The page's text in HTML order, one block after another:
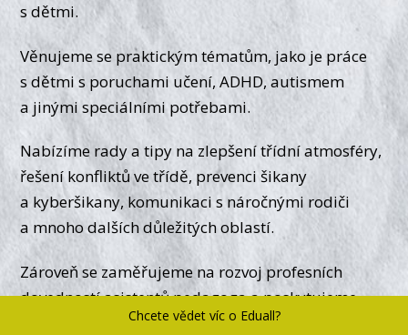
s dětmi.
Věnujeme se praktickým tématům, jako je práce
s dětmi s poruchami učení, ADHD, autismem
a jinými speciálními potřebami.
Nabízíme rady a tipy na zlepšení třídní atmosféry,
řešení konfliktů ve třídě, prevenci šikany
a kyberšikany, komunikaci s náročnými rodiči
a mnoho dalších důležitých oblastí.
Zároveň se zaměřujeme na rozvoj profesních
dovedností asistentů pedagoga a poskytujeme
užitečné strategie a nástroje pro inkluzivní
Chcete vědet víc o Eduall?